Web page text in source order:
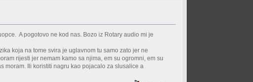
A pogotovo ne kod nas. Bozo iz Rotary audio mi je
koja na tome svira je uglavnom tu samo zato jer ne
rijesti jer nemam kamo sa njima, em su ogromni, em su
moram. Ili koristiti nagru kao pojacalo za slusalice a